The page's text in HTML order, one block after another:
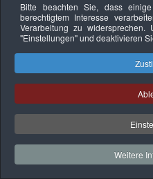
Datenschutzerklärung
Copyright © 2026.
Sachverständiger und
Bitte beachten Sie, dass
berechtigtem Interesse
Verarbeitung zu
"Einstellungen"und deaktivieren
Weitere